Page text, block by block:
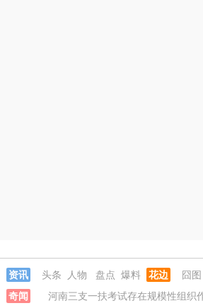
资讯 头条 人物 盘点 爆料 花边 囧图
奇闻
河南三支一扶考试存在规模性组织